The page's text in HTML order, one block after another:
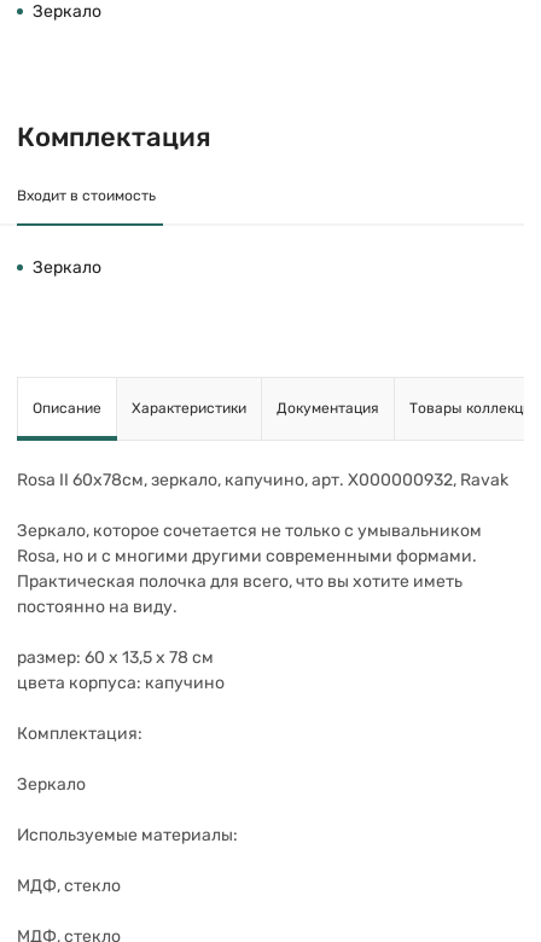
Зеркало
Комплектация
Входит в стоимость
Зеркало
Описание Характеристики Документация Товары коллекции
Rosa II 60х78см, зеркало, капучино, арт. X000000932, Ravak
Зеркало, которое сочетается не только с умывальником
Rosa, но и с многими другими современными формами.
Практическая полочка для всего, что вы хотите иметь
постоянно на виду.
размер: 60 x 13,5 x 78 см
цвета корпуса: капучино
Комплектация:
Зеркало
Используемые материалы:
МДФ, стекло
МДФ, стекло